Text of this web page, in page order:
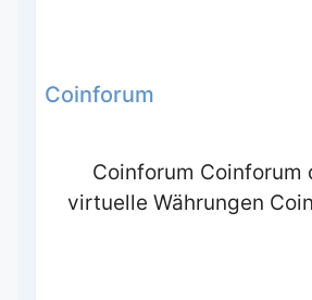
Coinforum
Coinforum Coinforum
virtuelle Währungen